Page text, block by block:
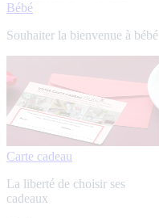
Bébé
Souhaiter la bienvenue à bébé
Carte cadeau
La liberté de choisir ses
cadeaux